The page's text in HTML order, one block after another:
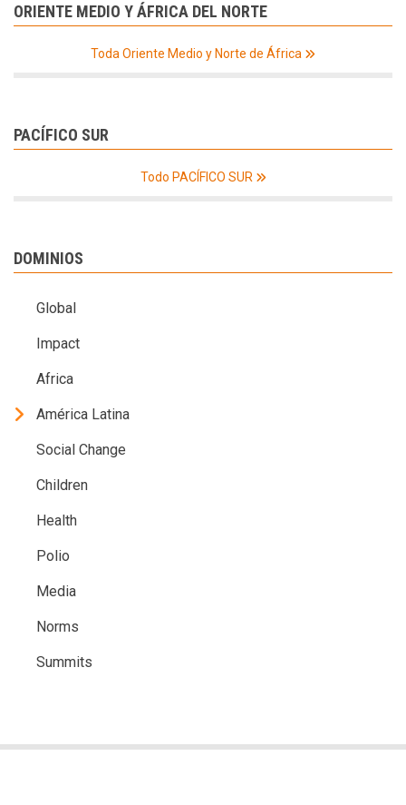
ORIENTE MEDIO Y ÁFRICA DEL NORTE
Toda Oriente Medio y Norte de África
PACÍFICO SUR
Todo PACÍFICO SUR
DOMINIOS
Global
Impact
Africa
América Latina
Social Change
Children
Health
Polio
Media
Norms
Summits